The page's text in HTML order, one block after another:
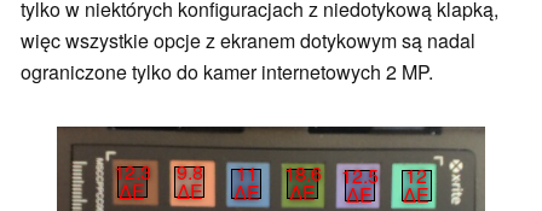
tylko w niektórych konfiguracjach z niedotykową klapką,
więc wszystkie opcje z ekranem dotykowym są nadal
ograniczone tylko do kamer internetowych 2 MP.
12.3
∆E
9.8
∆E
11
∆E
18.6
∆E
12.5
∆E
12
∆E